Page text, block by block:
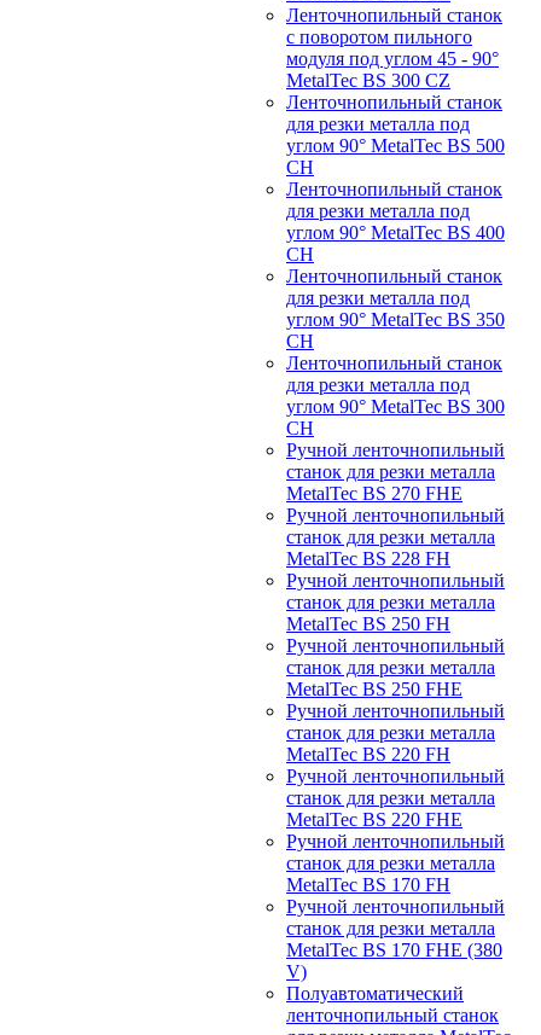
Ленточнопильный станок
c поворотом пильного
модуля под углом 45 - 90°
MetalTec BS 300 CZ
Ленточнопильный станок
для резки металла под
углом 90° MetalTec BS 500
CH
Ленточнопильный станок
для резки металла под
углом 90° MetalTec BS 400
CH
Ленточнопильный станок
для резки металла под
углом 90° MetalTec BS 350
CH
Ленточнопильный станок
для резки металла под
углом 90° MetalTec BS 300
CH
Ручной ленточнопильный
станок для резки металла
MetalTec BS 270 FHE
Ручной ленточнопильный
станок для резки металла
MetalTec BS 228 FH
Ручной ленточнопильный
станок для резки металла
MetalTec BS 250 FH
Ручной ленточнопильный
станок для резки металла
MetalTec BS 250 FHЕ
Ручной ленточнопильный
станок для резки металла
MetalTec BS 220 FH
Ручной ленточнопильный
станок для резки металла
MetalTec BS 220 FHЕ
Ручной ленточнопильный
станок для резки металла
MetalTec BS 170 FH
Ручной ленточнопильный
станок для резки металла
MetalTec BS 170 FHE (380
V)
Полуавтоматический
ленточнопильный станок